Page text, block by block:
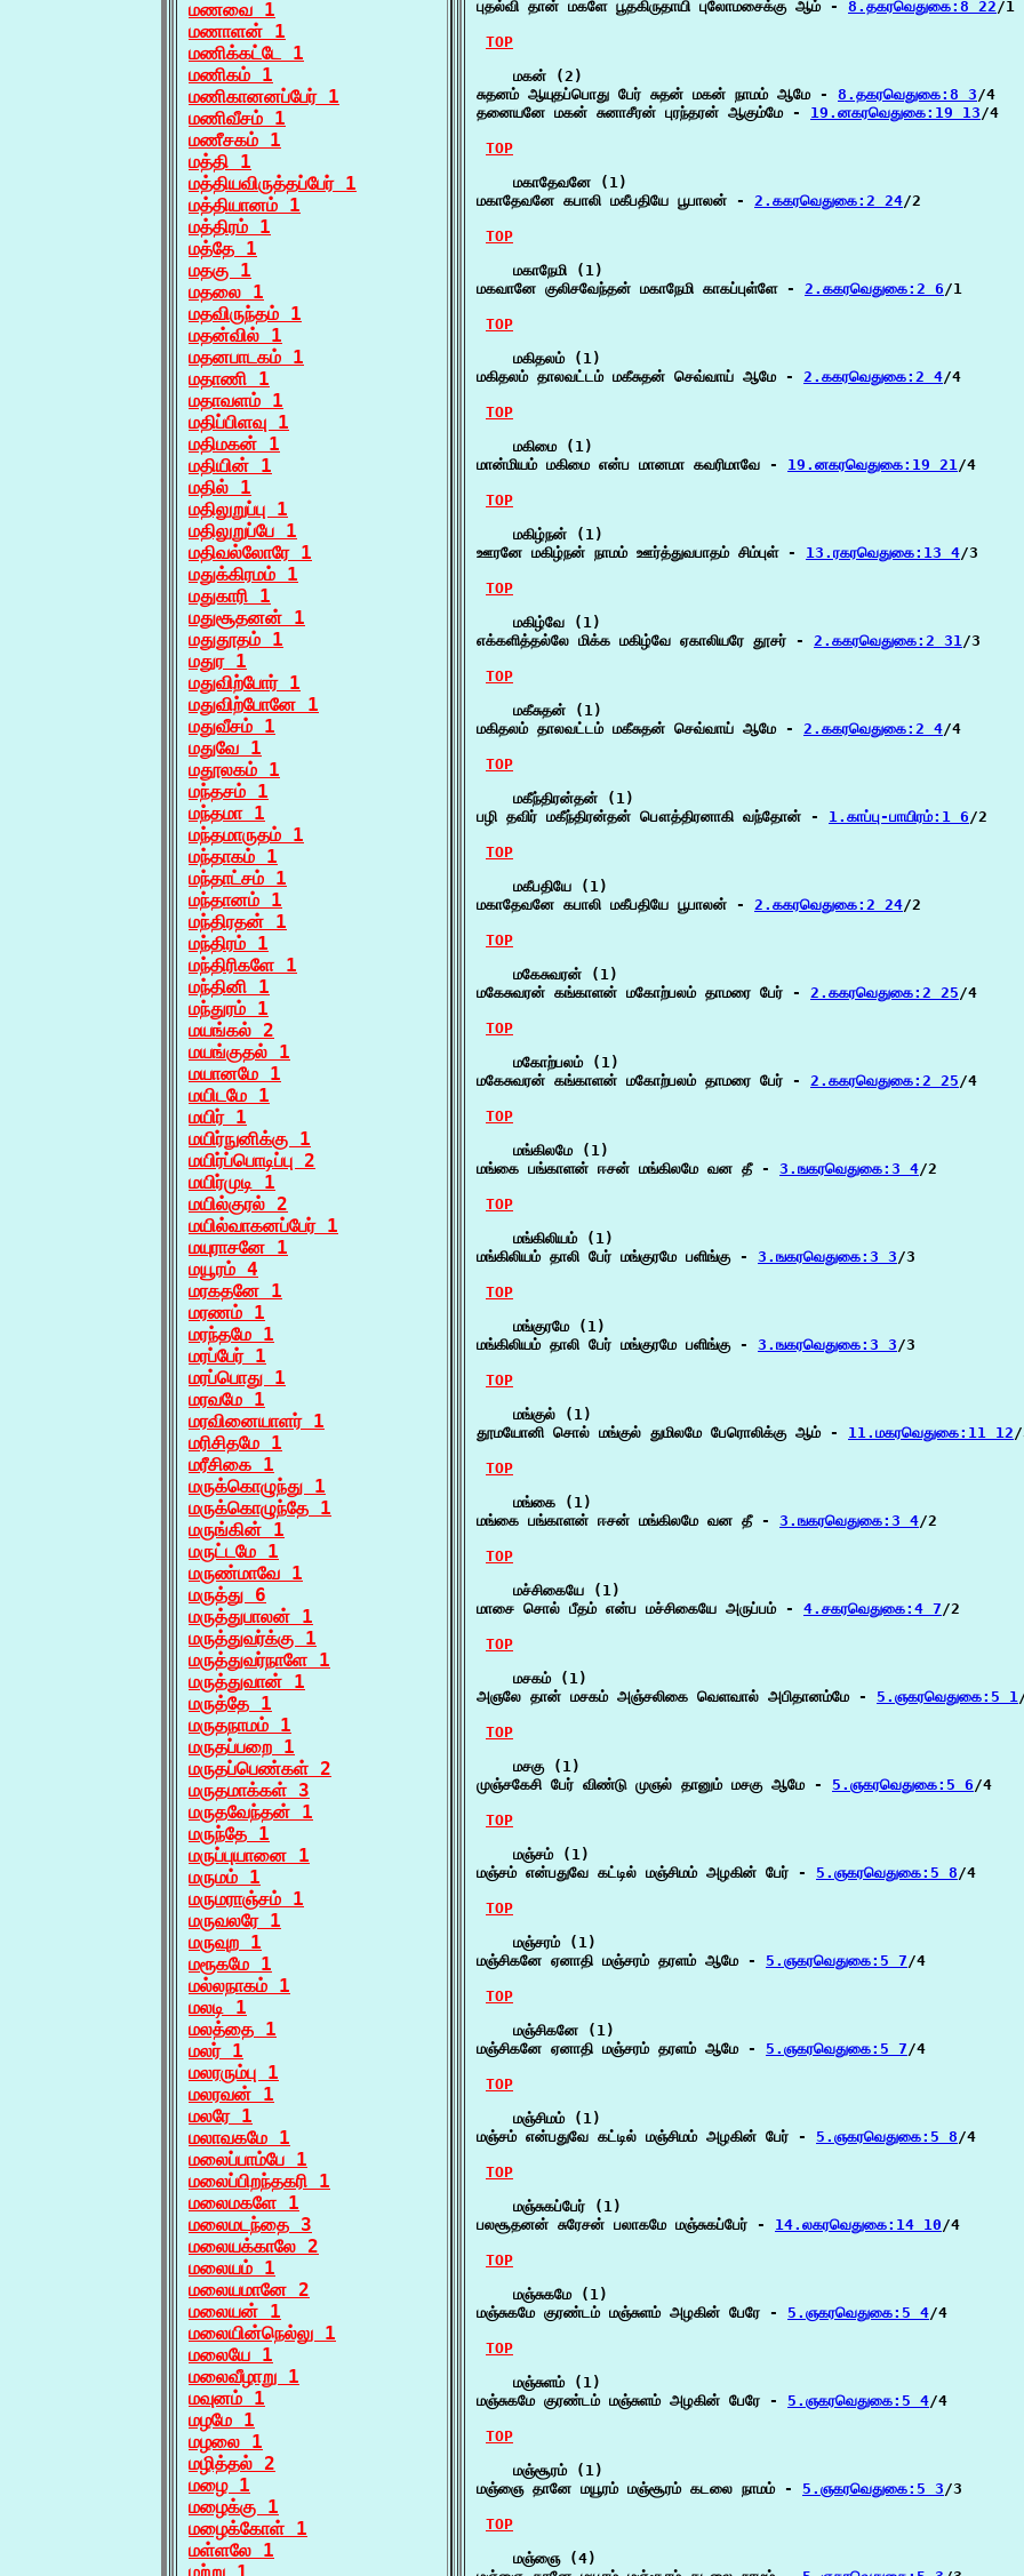
மணவை 1
மணாளன் 1
மணிக்கட்டே 1
மணிகம் 1
மணிகானனப்பேர் 1
மணிவீசம் 1
மணீசகம் 1
மத்தி 1
மத்தியவிருத்தப்பேர் 1
மத்தியானம் 1
மத்திரம் 1
மத்தே 1
மதகு 1
மதலை 1
மதவிருந்தம் 1
மதன்வில் 1
மதனபாடகம் 1
மதாணி 1
மதாவளம் 1
மதிப்பிளவு 1
மதிமகன் 1
மதியின் 1
மதில் 1
மதிலுறுப்பு 1
மதிலுறுப்பே 1
மதிவல்லோரே 1
மதுக்கிரமம் 1
மதுகாரி 1
மதுசூதனன் 1
மதுதூதம் 1
மதுர 1
மதுவிற்போர் 1
மதுவிற்போனே 1
மதுவீசம் 1
மதுவே 1
மதூலகம் 1
மந்தசம் 1
மந்தமா 1
மந்தமாருதம் 1
மந்தாகம் 1
மந்தாட்சம் 1
மந்தானம் 1
மந்திரதன் 1
மந்திரம் 1
மந்திரிகளே 1
மந்தினி 1
மந்துரம் 1
மயங்கல் 2
மயங்குதல் 1
மயானமே 1
மயிடமே 1
மயிர் 1
மயிர்நுனிக்கு 1
மயிர்ப்பொடிப்பு 2
மயிர்முடி 1
மயில்குரல் 2
மயில்வாகனப்பேர் 1
மயுராசனே 1
மயூரம் 4
மரகதனே 1
மரணம் 1
மரந்தமே 1
மரப்பேர் 1
மரப்பொது 1
மரவமே 1
மரவினையாளர் 1
மரிசிதமே 1
மரீசிகை 1
மருக்கொழுந்து 1
மருக்கொழுந்தே 1
மருங்கின் 1
மருட்டமே 1
மருண்மாவே 1
மருத்து 6
மருத்துபாலன் 1
மருத்துவர்க்கு 1
மருத்துவர்நாளே 1
மருத்துவான் 1
மருத்தே 1
மருதநாமம் 1
மருதப்பறை 1
மருதப்பெண்கள் 2
மருதமாக்கள் 3
மருதவேந்தன் 1
மருந்தே 1
மருப்புயானை 1
மருமம் 1
மருமராஞ்சம் 1
மருவலரே 1
மருவுற 1
மரூகமே 1
மல்லநாகம் 1
மலடி 1
மலத்தை 1
மலர் 1
மலரரும்பு 1
மலரவன் 1
மலரே 1
மலாவகமே 1
மலைப்பாம்பே 1
மலைப்பிறந்தகரி 1
மலைமகளே 1
மலைமடந்தை 3
மலையக்காலே 2
மலையம் 1
மலையமானே 2
மலையன் 1
மலையின்நெல்லு 1
மலையே 1
மலைவீழாறு 1
மவுனம் 1
மழமே 1
மழலை 1
மழித்தல் 2
மழை 1
மழைக்கு 1
மழைக்கோள் 1
மள்ளலே 1
புதல்வி தான் மகளே பூதகிருதாயி புலோமசைக்கு ஆம் - 8.தகரவெதுகை:8 22/1
TOP
    மகன் (2)
சுதனம் ஆயுதப்பொது பேர் சுதன் மகன் நாமம் ஆமே - 8.தகரவெதுகை:8 3/4
தனையனே மகன் சுனாசீரன் புரந்தரன் ஆகும்மே - 19.னகரவெதுகை:19 13/4
TOP
    மகாதேவனே (1)
மகாதேவனே கபாலி மகீபதியே பூபாலன் - 2.ககரவெதுகை:2 24/2
TOP
    மகாநேமி (1)
மகவானே குலிசவேந்தன் மகாநேமி காகப்புள்ளே - 2.ககரவெதுகை:2 6/1
TOP
    மகிதலம் (1)
மகிதலம் தாலவட்டம் மகீசுதன் செவ்வாய் ஆமே - 2.ககரவெதுகை:2 4/4
TOP
    மகிமை (1)
மான்மியம் மகிமை என்ப மானமா கவரிமாவே - 19.னகரவெதுகை:19 21/4
TOP
    மகிழ்நன் (1)
ஊரனே மகிழ்நன் நாமம் ஊர்த்துவபாதம் சிம்புள் - 13.ரகரவெதுகை:13 4/3
TOP
    மகிழ்வே (1)
எக்களித்தல்லே மிக்க மகிழ்வே ஏகாலியரே தூசர் - 2.ககரவெதுகை:2 31/3
TOP
    மகீசுதன் (1)
மகிதலம் தாலவட்டம் மகீசுதன் செவ்வாய் ஆமே - 2.ககரவெதுகை:2 4/4
TOP
    மகீந்திரன்தன் (1)
பழி தவிர் மகீந்திரன்தன் பௌத்திரனாகி வந்தோன் - 1.காப்பு-பாயிரம்:1 6/2
TOP
    மகீபதியே (1)
மகாதேவனே கபாலி மகீபதியே பூபாலன் - 2.ககரவெதுகை:2 24/2
TOP
    மகேசுவரன் (1)
மகேசுவரன் கங்காளன் மகோற்பலம் தாமரை பேர் - 2.ககரவெதுகை:2 25/4
TOP
    மகோற்பலம் (1)
மகேசுவரன் கங்காளன் மகோற்பலம் தாமரை பேர் - 2.ககரவெதுகை:2 25/4
TOP
    மங்கிலமே (1)
மங்கை பங்காளன் ஈசன் மங்கிலமே வன தீ - 3.ஙகரவெதுகை:3 4/2
TOP
    மங்கிலியம் (1)
மங்கிலியம் தாலி பேர் மங்குரமே பளிங்கு - 3.ஙகரவெதுகை:3 3/3
TOP
    மங்குரமே (1)
மங்கிலியம் தாலி பேர் மங்குரமே பளிங்கு - 3.ஙகரவெதுகை:3 3/3
TOP
    மங்குல் (1)
தூமயோனி சொல் மங்குல் துமிலமே பேரொலிக்கு ஆம் - 11.மகரவெதுகை:11 12/
TOP
    மங்கை (1)
மங்கை பங்காளன் ஈசன் மங்கிலமே வன தீ - 3.ஙகரவெதுகை:3 4/2
TOP
    மச்சிகையே (1)
மாசை சொல் பீதம் என்ப மச்சிகையே அருப்பம் - 4.சகரவெதுகை:4 7/2
TOP
    மசகம் (1)
அஞலே தான் மசகம் அஞ்சலிகை வெளவால் அபிதானம்மே - 5.ஞகரவெதுகை:5 1
TOP
    மசகு (1)
முஞ்சகேசி பேர் விண்டு முஞல் தானும் மசகு ஆமே - 5.ஞகரவெதுகை:5 6/4
TOP
    மஞ்சம் (1)
மஞ்சம் என்பதுவே கட்டில் மஞ்சிமம் அழகின் பேர் - 5.ஞகரவெதுகை:5 8/4
TOP
    மஞ்சரம் (1)
மஞ்சிகனே ஏனாதி மஞ்சரம் தரளம் ஆமே - 5.ஞகரவெதுகை:5 7/4
TOP
    மஞ்சிகனே (1)
மஞ்சிகனே ஏனாதி மஞ்சரம் தரளம் ஆமே - 5.ஞகரவெதுகை:5 7/4
TOP
    மஞ்சிமம் (1)
மஞ்சம் என்பதுவே கட்டில் மஞ்சிமம் அழகின் பேர் - 5.ஞகரவெதுகை:5 8/4
TOP
    மஞ்சுகப்பேர் (1)
பலசூதனன் சுரேசன் பலாகமே மஞ்சுகப்பேர் - 14.லகரவெதுகை:14 10/4
TOP
    மஞ்சுகமே (1)
மஞ்சுகமே குரண்டம் மஞ்சுளம் அழகின் பேரே - 5.ஞகரவெதுகை:5 4/4
TOP
    மஞ்சுளம் (1)
மஞ்சுகமே குரண்டம் மஞ்சுளம் அழகின் பேரே - 5.ஞகரவெதுகை:5 4/4
TOP
    மஞ்சூரம் (1)
மஞ்ஞை தானே மயூரம் மஞ்சூரம் கடலை நாமம் - 5.ஞகரவெதுகை:5 3/3
TOP
    மஞ்ஞை (4)